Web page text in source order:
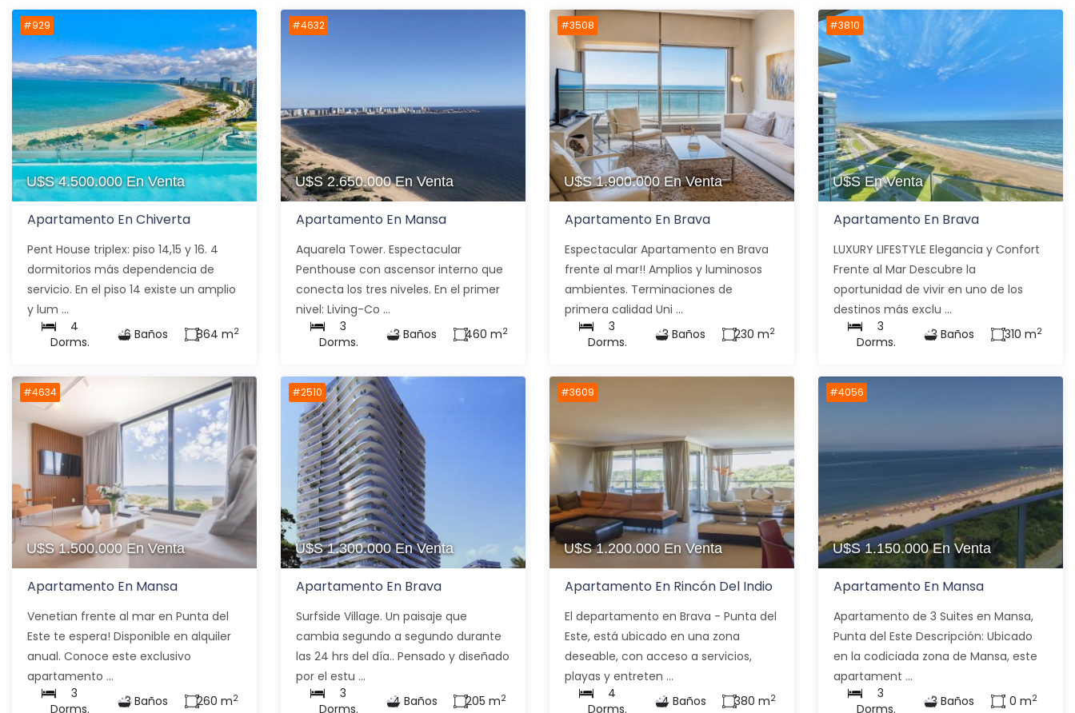
#929
U$S 4.500.000En Venta
Apartamento En Chiverta
Pent House triplex: piso 14,15 y 16. 4
dormitorios más dependencia de
servicio. En el piso 14 existe un amplio
y lum ...
4
Dorms.
6 Baños 864 m2
#4632
U$S 2.650.000En Venta
Apartamento En Mansa
Aquarela Tower. Espectacular
Penthouse con ascensor interno que
conecta los tres niveles. En el primer
nivel: Living-Co ...
3
Dorms.
3 Baños 460 m2
#3508
U$S 1.900.000En Venta
Apartamento En Brava
Espectacular Apartamento en Brava
frente al mar!! Amplios y luminosos
ambientes. Terminaciones de
primera calidad Uni ...
3
Dorms.
3 Baños 230 m2
#3810
U$SEn Venta
Apartamento En Brava
LUXURY LIFESTYLE Elegancia y Confort
Frente al Mar Descubre la
oportunidad de vivir en uno de los
destinos más exclu ...
3
Dorms.
3 Baños 310 m2
#4634
U$S 1.500.000 En Venta
Apartamento En Mansa
Venetian frente al mar en Punta del
Este te espera! Disponible en alquiler
anual. Conoce este exclusivo
apartamento ...
3
Dorms.
3 Baños 260 m2
#2510
U$S 1.300.000En Venta
Apartamento En Brava
Surfside Village. Un paisaje que
cambia segundo a segundo durante
las 24 hrs del día.. Pensado y diseñado
por el estu ...
3
Dorms.
4 Baños 205 m2
#3609
U$S 1.200.000En Venta
Apartamento En Rincón Del Indio
El departamento en Brava - Punta del
Este, está ubicado en una zona
deseable, con acceso a servicios,
playas y entreten ...
4
Dorms.
4 Baños 380 m2
#4056
U$S 1.150.000En Venta
Apartamento En Mansa
Apartamento de 3 Suites en Mansa,
Punta del Este Descripción: Ubicado
en la codiciada zona de Mansa, este
apartament ...
3
Dorms.
3 Baños 0 m2